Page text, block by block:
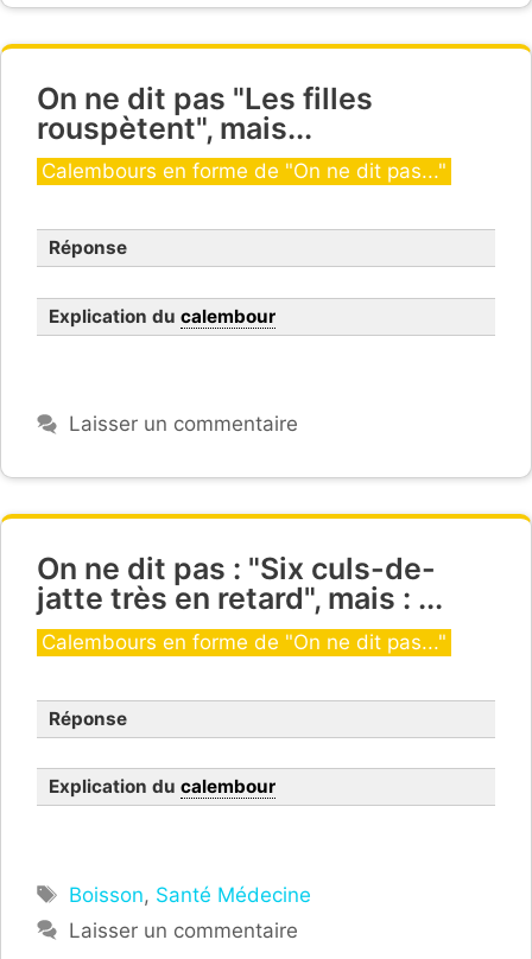
On ne dit pas "Les filles
rouspètent", mais...
Catégories
Calembours en forme de "On ne dit pas..."
Réponse
Explication du calembour
Laisser un commentaire
On ne dit pas : "Six culs-de-
jatte très en retard", mais : ...
Catégories
Calembours en forme de "On ne dit pas..."
Réponse
Explication du calembour
Étiquettes
Boisson, Santé Médecine
Laisser un commentaire